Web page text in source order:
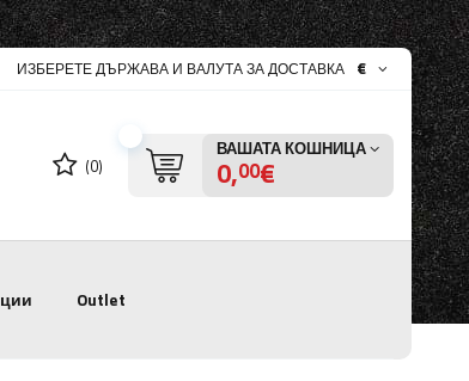
ИЗБЕРЕТЕ ДЪРЖАВА И ВАЛУТА ЗА ДОСТАВКА €
(0)
ВАШАТА КОШНИЦА
0,00€
Outlet